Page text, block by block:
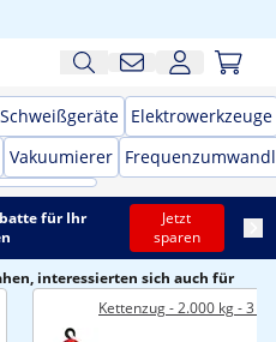
Schweißgeräte Elektrowerkzeuge
Vakuumierer
für Ihr
Jetzt
sparen
interessierten sich auch für
Kettenzug - 2.000 kg - 3 m